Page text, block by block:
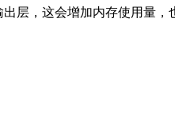
层，这会增加内存使用量